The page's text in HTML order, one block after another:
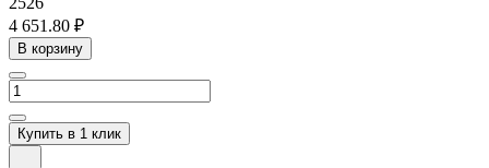
4 651.80 ₽
В корзину
Купить в 1 клик